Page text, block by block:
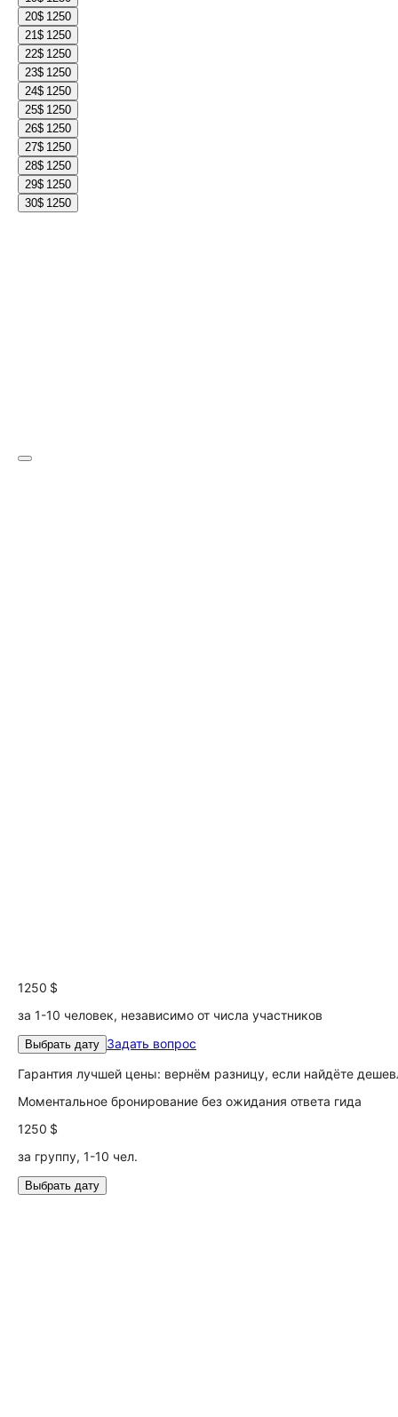
20$ 1250
21$ 1250
22$ 1250
23$ 1250
24$ 1250
25$ 1250
26$ 1250
27$ 1250
28$ 1250
29$ 1250
30$ 1250
1250 $
за 1-10 человек, независимо от числа участников
Выбрать дату Задать вопрос
Гарантия лучшей цены: вернём разницу, если найдёте
Моментальное бронирование без ожидания ответа гида
1250 $
за группу, 1-10 чел.
Выбрать дату